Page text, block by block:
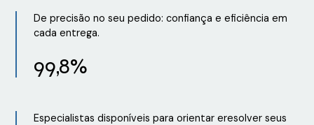
De precisão no seu pedido: confiança e eficiência em
cada entrega.
99,8%
Especialistas disponíveis para orientar eresolver seus